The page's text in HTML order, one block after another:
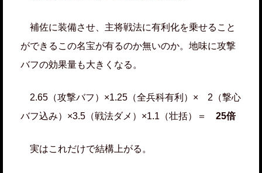
補佐に装備させ、主将戦法に有利化を乗せること
ができるこの名宝が有るのか無いのか。地味に攻撃
バフの効果量も大きくなる。
2.65（攻撃バフ）×1.25（全兵科有利）× 2（撃心
バフ込み）×3.5（戦法ダメ）×1.1（壮括）＝ 25倍
実はこれだけで結構上がる。